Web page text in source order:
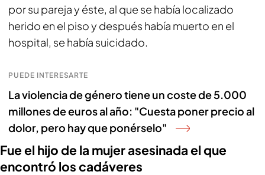
por su pareja y éste, al que se había localizado
herido en el piso y después había muerto en el
hospital, se había suicidado.
PUEDE INTERESARTE
La violencia de género tiene un coste de 5.000
millones de euros al año: "Cuesta poner precio al
dolor, pero hay que ponérselo"
Fue el hijo de la mujer asesinada el que
encontró los cadáveres